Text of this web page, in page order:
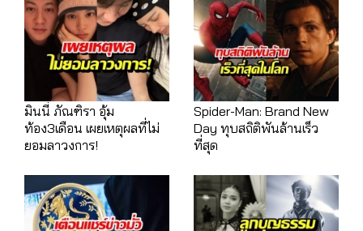
มินนี่ ภัณฑิรา อุ้ม
ท้อง3เดือน เผยเหตุผลที่ไม่
ยอมลาวงการ!
Spider-Man: Brand New
Day ทุบสถิติพันล้านเร็ว
ที่สุด